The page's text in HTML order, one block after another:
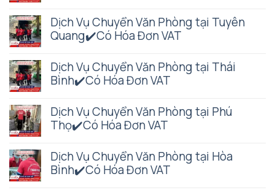
Dịch Vụ Chuyển Văn Phòng tại Tuyên
Quang✔️Có Hóa Đơn VAT
Dịch Vụ Chuyển Văn Phòng tại Thái
Bình✔️Có Hóa Đơn VAT
Dịch Vụ Chuyển Văn Phòng tại Phú
Thọ✔️Có Hóa Đơn VAT
Dịch Vụ Chuyển Văn Phòng tại Hòa
Bình✔️Có Hóa Đơn VAT